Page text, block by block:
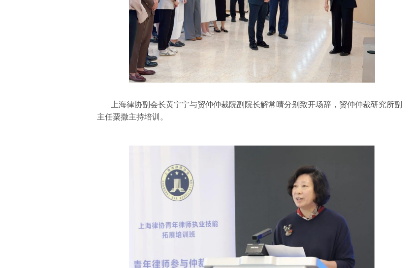
上海律协副会长黄宁宁与贸仲仲裁院副院长解常晴分别致开场辞，贸仲仲裁研究所副
主任粟撒主持培训。